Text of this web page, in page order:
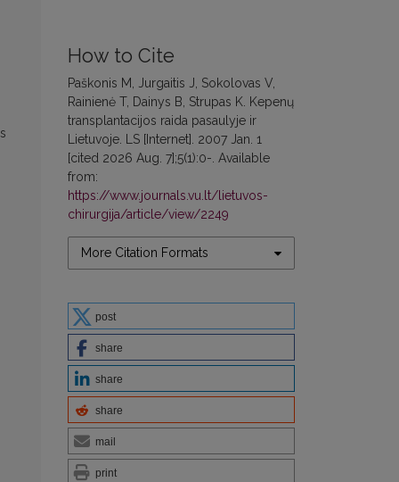
How to Cite
Paškonis M, Jurgaitis J, Sokolovas V,
Rainienė T, Dainys B, Strupas K. Kepenų
transplantacijos raida pasaulyje ir
Lietuvoje. LS [Internet]. 2007 Jan. 1
[cited 2026 Aug. 7];5(1):0-. Available
from:
https://www.journals.vu.lt/lietuvos-
chirurgija/article/view/2249
More Citation Formats
post
share
share
share
mail
print